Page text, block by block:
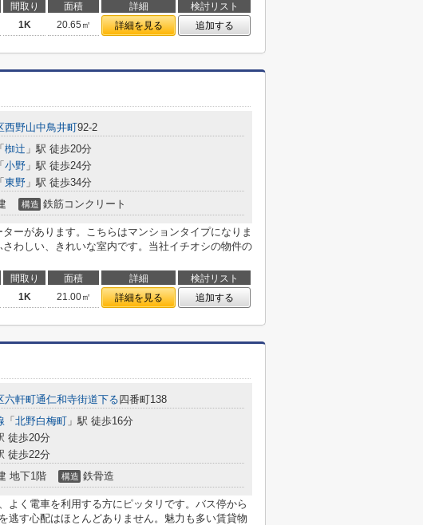
間取り 面積 詳細
検討リスト
1K 20.65㎡ 詳細を見る 追加する
西野山中鳥井町92-2
「 椥辻 」駅 徒歩20分
「 小野 」駅 徒歩24分
「 東野 」駅 徒歩34分
構造 鉄筋コンクリート
ーがあります。こちらはマンションタイプになりま
わしい、きれいな室内です。当社イチオシの物件の
間取り 面積 詳細
検討リスト
1K 21.00㎡ 詳細を見る 追加する
六軒町通仁和寺街道下る 四番町138
「 北野白梅町 」駅 徒歩16分
徒歩20分
徒歩22分
地下1階 構造 鉄骨造
よく電車を利用する方にピッタリです。バス停から
逃す心配はほとんどありません。魅力も多い賃貸物